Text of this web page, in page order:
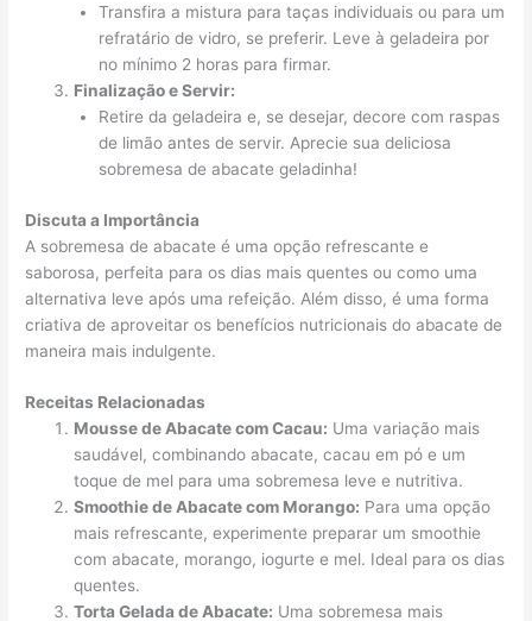
Transfira a mistura para taças individuais ou para um
refratário de vidro, se preferir. Leve à geladeira por
no mínimo 2 horas para firmar.
Finalização e Servir:
Retire da geladeira e, se desejar, decore com raspas
de limão antes de servir. Aprecie sua deliciosa
sobremesa de abacate geladinha!
Discuta a Importância
A sobremesa de abacate é uma opção refrescante e
saborosa, perfeita para os dias mais quentes ou como uma
alternativa leve após uma refeição. Além disso, é uma forma
criativa de aproveitar os benefícios nutricionais do abacate de
maneira mais indulgente.
Receitas Relacionadas
Mousse de Abacate com Cacau: Uma variação mais
saudável, combinando abacate, cacau em pó e um
toque de mel para uma sobremesa leve e nutritiva.
Smoothie de Abacate com Morango: Para uma opção
mais refrescante, experimente preparar um smoothie
com abacate, morango, iogurte e mel. Ideal para os dias
quentes.
Torta Gelada de Abacate: Uma sobremesa mais